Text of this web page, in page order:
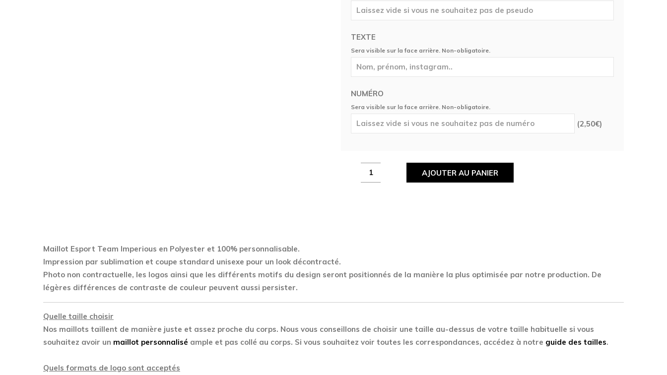
TEXTE
Sera visible sur la face arrière. Non-obligatoire.
NUMÉRO
Sera visible sur la face arrière. Non-obligatoire.
(2,50€)
Maillot
Esport
AJOUTER AU PANIER
Maillot Esport Team Imperious en Polyester et 100% personnalisable.
Impression par sublimation et coupe standard unisexe pour un look décontracté.
Photo non contractuelle, les logos ainsi que les différents motifs du design seront positionnés de la manière la plus optimisée par notre production. De
légères différences de contraste de couleur peuvent aussi persister.
Quelle taille choisir
Nos maillots taillent de manière juste et assez proche du corps. Nous vous conseillons de choisir une taille au-dessus de votre taille habituelle si vous
souhaitez avoir un maillot personnalisé ample et pas collé au corps. Si vous souhaitez voir toutes les correspondances, accédez à notre guide des tailles.
Quels formats de logo sont acceptés